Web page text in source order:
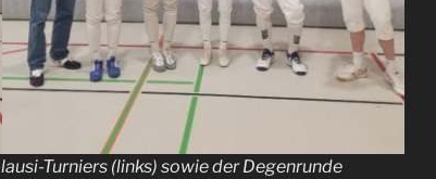
Turniers (links) sowie der Degenrunde